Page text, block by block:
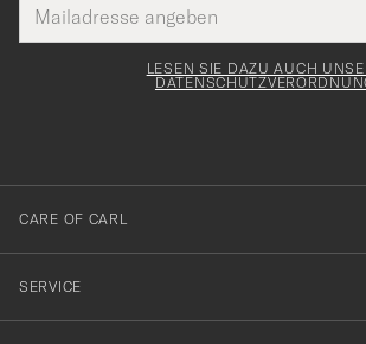
Mail
Adresse
Tack
för
dig
till
vårt
nyhetsbrev!
LESEN SIE DAZU AUCH
CARE OF CARL
SERVICE